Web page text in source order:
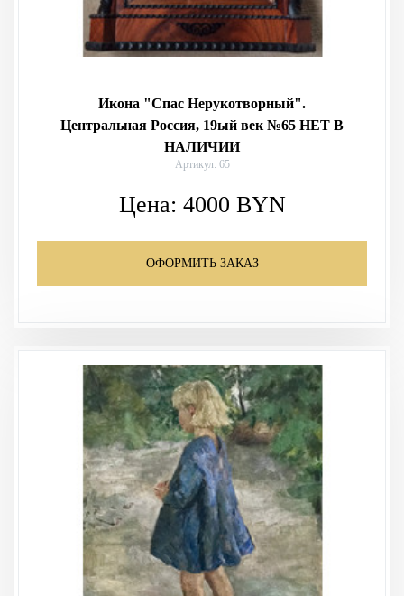
Икона "Спас Нерукотворный".
Центральная Россия, 19ый век №65 НЕТ В
НАЛИЧИИ
Артикул: 65
Цена: 4000 BYN
ОФОРМИТЬ ЗАКАЗ